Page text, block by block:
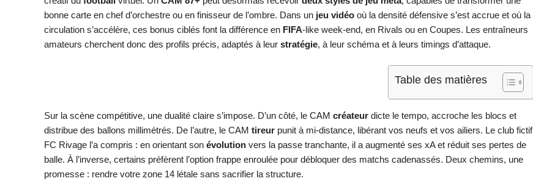
bonne carte en chef d’orchestre ou en finisseur de l’ombre. Dans un jeu vidéo où la densité défensive s’est accrue et où la
circulation s’accélère, ces bonus ciblés font la différence en FIFA-like week-end, en Rivals ou en Coupes. Les entraîneurs
amateurs cherchent donc des profils précis, adaptés à leur stratégie, à leur schéma et à leurs timings d’attaque.
Table des matières
Sur la scène compétitive, une dualité claire s’impose. D’un côté, le CAM créateur dicte le tempo, accroche les blocs et
distribue des ballons millimétrés. De l’autre, le CAM tireur punit à mi-distance, libérant vos neufs et vos ailiers. Le club fictif
FC Rivage l’a compris : en orientant son évolution vers la passe tranchante, il a augmenté ses xA et réduit ses pertes de
balle. À l’inverse, certains préfèrent l’option frappe enroulée pour débloquer des matchs cadenassés. Deux chemins, une
promesse : rendre votre zone 14 létale sans sacrifier la structure.